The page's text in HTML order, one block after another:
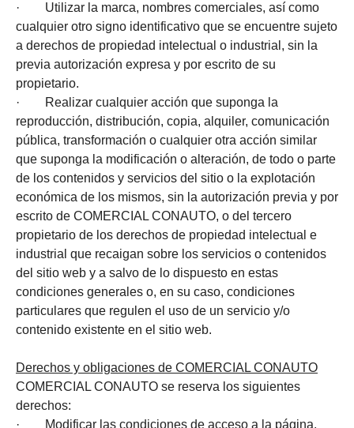
· Utilizar la marca, nombres comerciales, así como
cualquier otro signo identificativo que se encuentre sujeto
a derechos de propiedad intelectual o industrial, sin la
previa autorización expresa y por escrito de su
propietario.
· Realizar cualquier acción que suponga la
reproducción, distribución, copia, alquiler, comunicación
pública, transformación o cualquier otra acción similar
que suponga la modificación o alteración, de todo o parte
de los contenidos y servicios del sitio o la explotación
económica de los mismos, sin la autorización previa y por
escrito de COMERCIAL CONAUTO, o del tercero
propietario de los derechos de propiedad intelectual e
industrial que recaigan sobre los servicios o contenidos
del sitio web y a salvo de lo dispuesto en estas
condiciones generales o, en su caso, condiciones
particulares que regulen el uso de un servicio y/o
contenido existente en el sitio web.
Derechos y obligaciones de COMERCIAL CONAUTO
COMERCIAL CONAUTO se reserva los siguientes
derechos:
· Modificar las condiciones de acceso a la página,